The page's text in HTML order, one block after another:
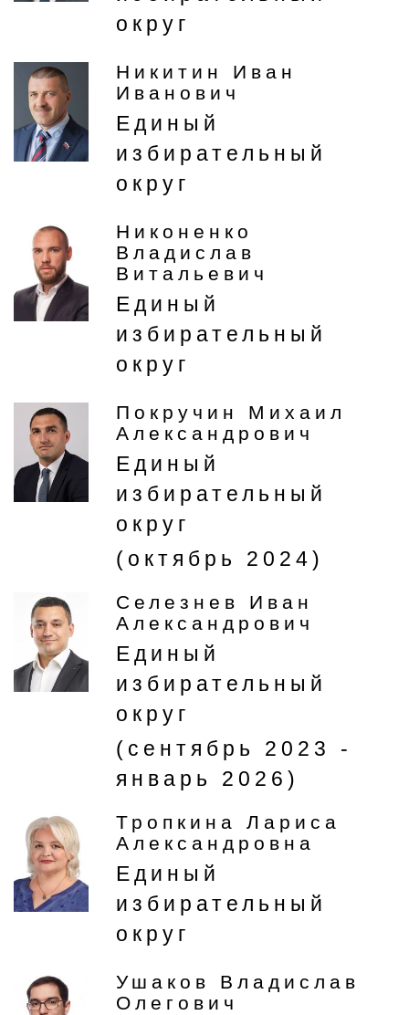
округ
Никитин Иван
Иванович
Единый
избирательный
округ
Никоненко
Владислав
Витальевич
Единый
избирательный
округ
Покручин Михаил
Александрович
Единый
избирательный
округ
(октябрь 2024)
Селезнев Иван
Александрович
Единый
избирательный
округ
(сентябрь 2023 -
январь 2026)
Тропкина Лариса
Александровна
Единый
избирательный
округ
Ушаков Владислав
Олегович